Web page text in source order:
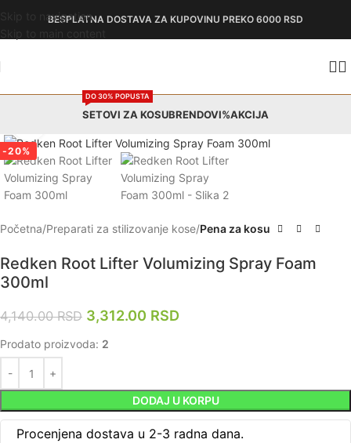
Skip to navigationBESPLATNA DOSTAVA ZA KUPOVINU PREKO 6000 RSD
SETOVI ZA KOSU
DO 30% POPUSTA
BRENDOVI%AKCIJA
-20%
Početna Preparati za stilizovanje kose Pena za kosu
Redken Root Lifter Volumizing Spray Foam
300ml
4,140.00RSD 3,312.00 RSD
Prodato proizvoda: 2
DODAJ U KORPU
Procenjena dostava u 2-3 radna dana.